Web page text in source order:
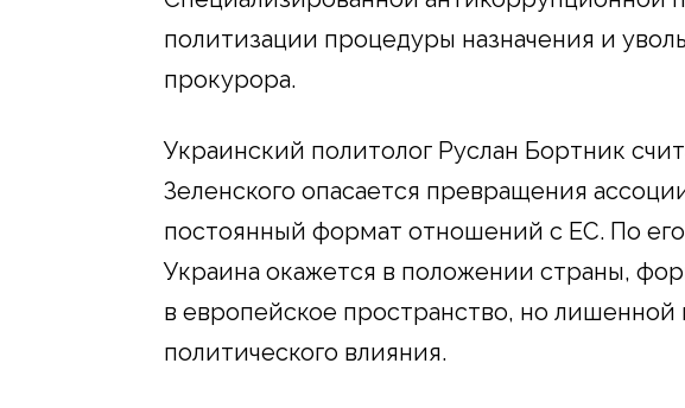
политизации процедуры назначения и
прокурора.
Украинский политолог Руслан Бортник
Зеленского опасается превращения
постоянный формат отношений с ЕС. По
Украина окажется в положении страны,
в европейское пространство, но лишенной
политического влияния.